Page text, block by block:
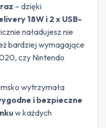
– dzięki
18W i 2 x USB-
naładujesz nie
bardziej wymagające
czy Nintendo
wytrzymała
i bezpieczne
w każdych